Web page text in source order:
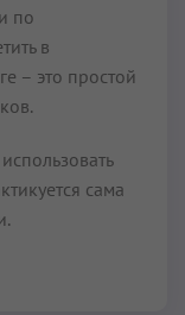
по
в
– это простой
сама